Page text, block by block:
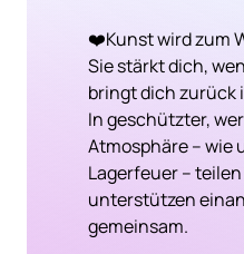
❤️Kunst wird zum
Sie stärkt dich,
bringt dich zurück
In geschützter,
Atmosphäre – wie
Lagerfeuer –
unterstützen
gemeinsam.